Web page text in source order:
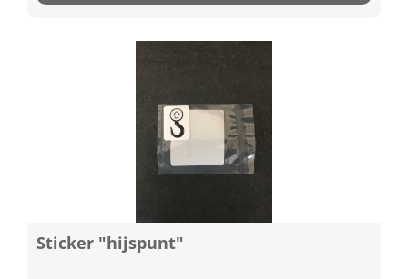
Sticker "hijspunt"